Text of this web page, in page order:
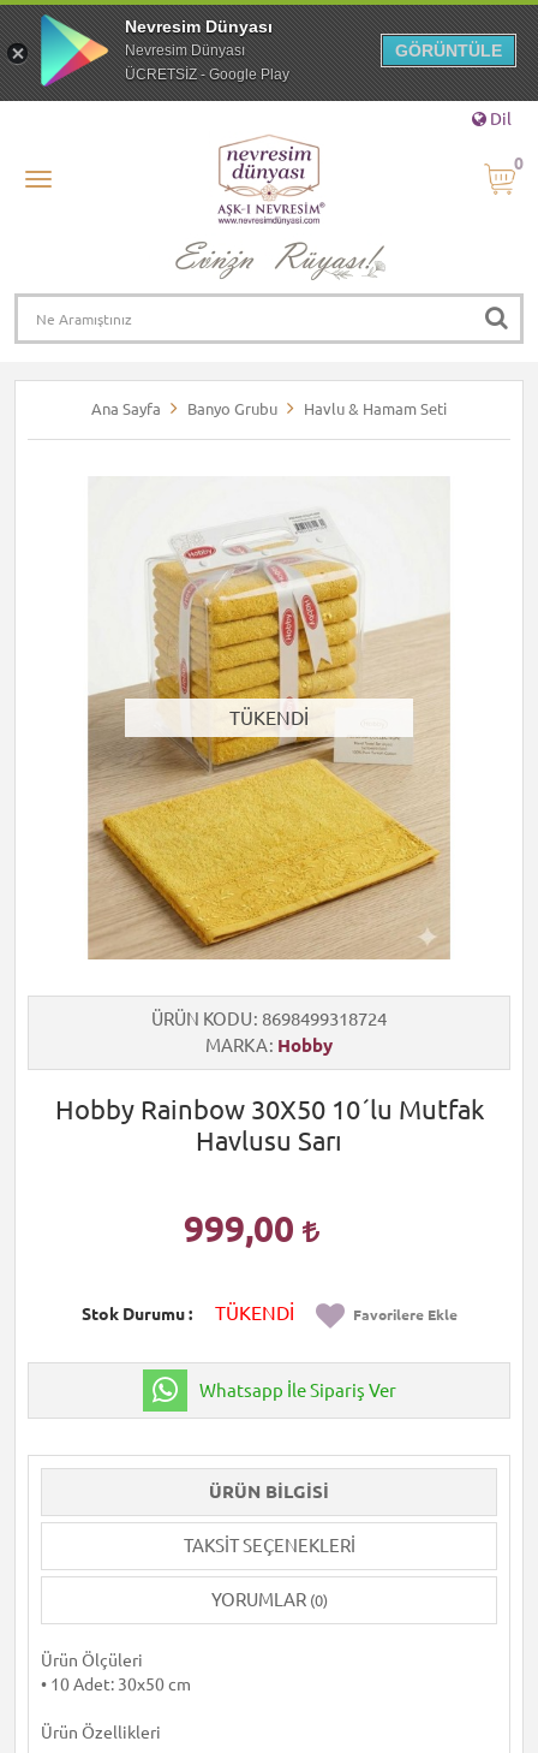
Dil
0
Ana Sayfa Banyo Grubu Havlu & Hamam Seti
TÜKENDİ
ÜRÜN KODU 8698499318724
MARKA Hobby
Hobby Rainbow 30X50 10´lu Mutfak
Havlusu Sarı
999,00
Stok Durumu TÜKENDİ Favorilere Ekle
Whatsapp İle Sipariş Ver
ÜRÜN BILGISI
TAKSIT SEÇENEKLERI
YORUMLAR (0)
Ürün Ölçüleri
• 10 Adet: 30x50 cm
Ürün Özellikleri
Nevresim Dünyası
Nevresim Dünyası
ÜCRETSİZ - Google Play
GÖRÜNTÜLE